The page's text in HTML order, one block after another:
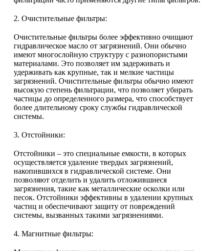
2. Очистительные фильтры:
Очистительные фильтры более эффективно очищают
гидравлическое масло от загрязнений. Они обычно
имеют многослойную структуру с разнопористыми
материалами. Это позволяет им задерживать и
удерживать как крупные, так и мелкие частицы
загрязнений. Очистительные фильтры обычно имеют
высокую степень фильтрации, что позволяет убирать
частицы до определенного размера, что способствует
более длительному сроку службы гидравлической
системы.
3. Отстойники:
Отстойники – это специальные емкости, в которых
осуществляется удаление твердых загрязнений,
накопившихся в гидравлической системе. Они
позволяют отделить и удалить отложившиеся
загрязнения, такие как металлические осколки или
песок. Отстойники эффективны в удалении крупных
частиц и обеспечивают защиту от повреждений
системы, вызванных такими загрязнениями.
4. Магнитные фильтры: